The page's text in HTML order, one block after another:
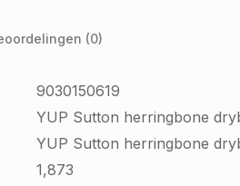
(0)
9030150619
YUP Sutton herringbone
YUP Sutton herringbone
1,873